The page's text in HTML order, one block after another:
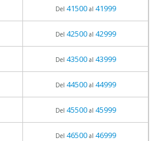
Del 41500al 41999
Del 42500al 42999
Del 43500al 43999
Del 44500al 44999
Del 45500al 45999
Del 46500al 46999